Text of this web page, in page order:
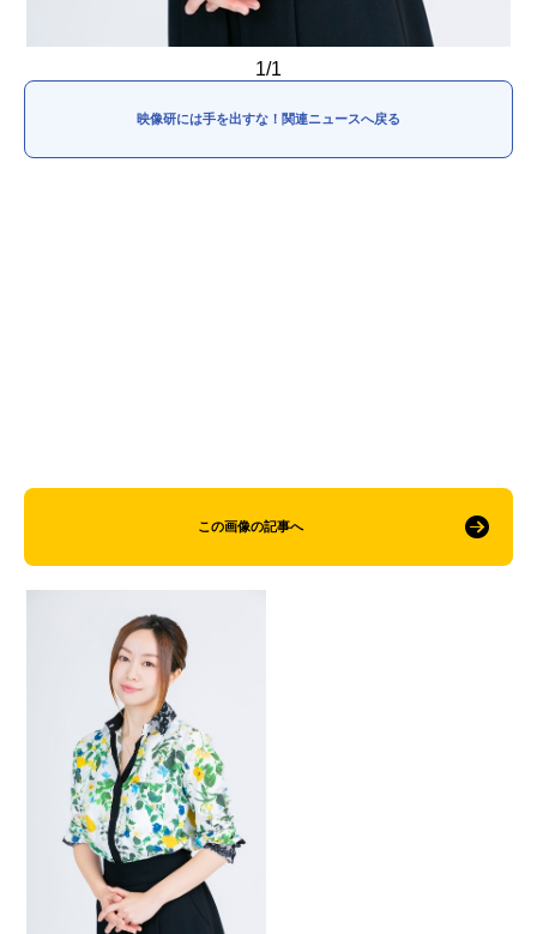
1/1
映像研には手を出すな！関連ニュースへ戻る
この画像の記事へ